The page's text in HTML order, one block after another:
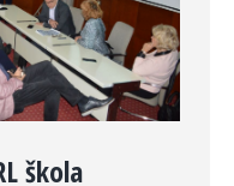
škola